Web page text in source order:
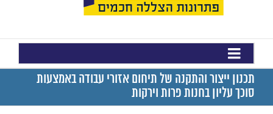
תכנון ייצור והתקנה של תיחום אזורי עבודה באמצעות
סוכך עליון בחנות פרות וירקות